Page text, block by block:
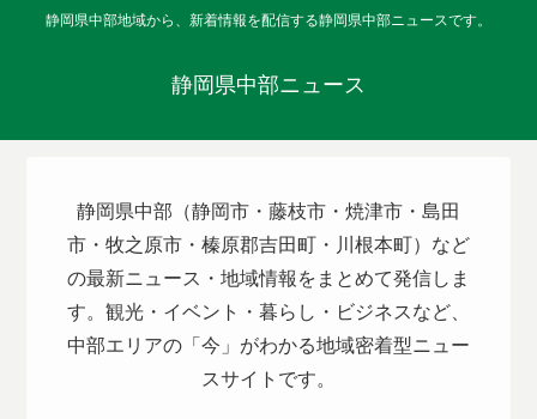
静岡県中部地域から、新着情報を配信する静岡県中部ニュースです。
静岡県中部ニュース
静岡県中部（静岡市・藤枝市・焼津市・島田
市・牧之原市・榛原郡吉田町・川根本町）など
の最新ニュース・地域情報をまとめて発信しま
す。観光・イベント・暮らし・ビジネスなど、
中部エリアの「今」がわかる地域密着型ニュー
スサイトです。